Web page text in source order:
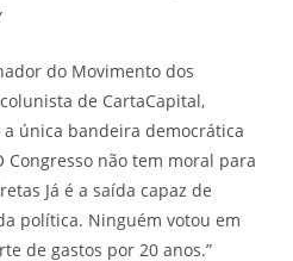
do Movimento dos
de CartaCapital,
única bandeira democrática
Congresso não tem moral para
Já é a saída capaz de
política. Ninguém votou em
de gastos por 20 anos.”